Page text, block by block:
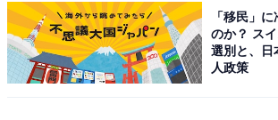
ドリアがおいしいファミレ
ング！ 1位は「サイゼリヤ
年最新】
「移民」
のか？ ス
選別と、日
人政策